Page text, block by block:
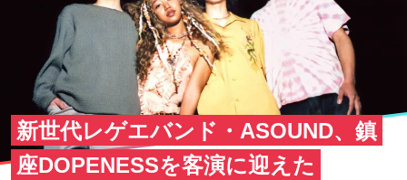
新世代レゲエバンド・ASOUND、鎮
座DOPENESSを客演に迎えた